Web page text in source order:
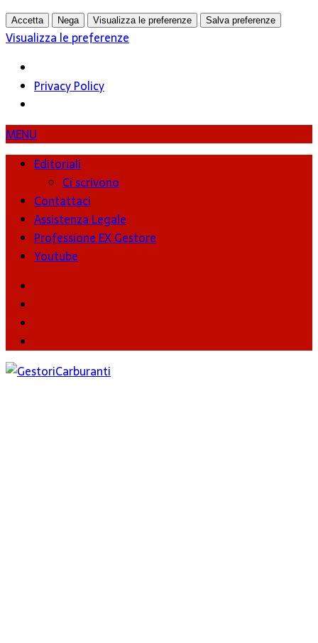
Accetta Nega Visualizza le preferenze Salva preferenze
Visualizza le preferenze
Privacy Policy
MENU
Editoriali
Ci scrivono
Contattaci
Assistenza Legale
Professione EX Gestore
Youtube